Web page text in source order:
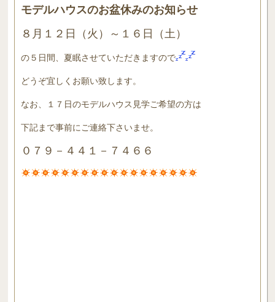
モデルハウスのお盆休みのお知らせ
８月１２日（火）～１６日（土）
の５日間、夏眠させていただきますので
どうぞ宜しくお願い致します。
なお、１７日のモデルハウス見学ご希望の方は
下記まで事前にご連絡下さいませ。
０７９－４４１－７４６６